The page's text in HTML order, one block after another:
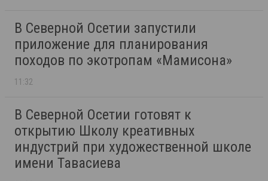
В Северной Осетии запустили
приложение для планирования
походов по экотропам «Мамисона»
11:32
В Северной Осетии готовят к
открытию Школу креативных
индустрий при художественной школе
имени Тавасиева